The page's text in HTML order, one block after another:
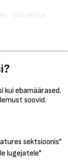
salvesta
kui ebamäärased.
soovid.
sektsioonis"
lugejatele"